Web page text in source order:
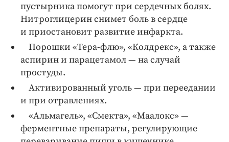
пустырника помогут при сердечных болях.
Нитроглицерин снимет боль в сердце
и приостановит развитие инфаркта.
Порошки «Тера-флю», «Колдрекс», а также
аспирин и парацетамол — на случай
простуды.
Активированный уголь — при переедании
и при отравлениях.
«Альмагель», «Смекта», «Маалокс» —
ферментные препараты, регулирующие